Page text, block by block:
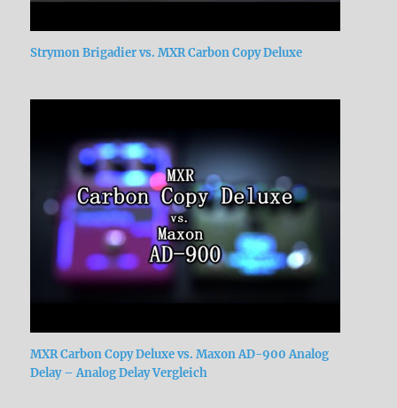
Strymon Brigadier vs. MXR Carbon Copy Deluxe
MXR Carbon Copy Deluxe vs. Maxon AD-900 Analog
Delay – Analog Delay Vergleich